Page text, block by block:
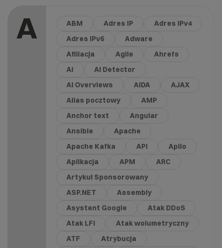
A ABM Adres IP
Adres IPv4
Adres IPv6
Adware
Afiliacja
Agile
Ahrefs
AI
AI Detector
AI Overviews
AIDA
AJAX
Alias pocztowy
AMP
Anchor text
Angular
Ansible
Apache
Apache Kafka
API
Apilo
Aplikacja
APM
ARC
Artykuł Sponsorowany
ASP.NET
Assembly
Asystent Google
Atak DDoS
Atak LFI
Atak wolumetryczny
ATF
Atrybucja